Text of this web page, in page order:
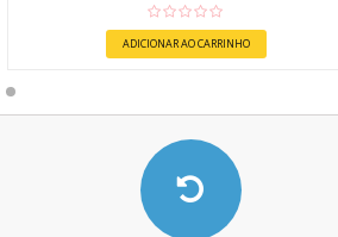
ADICIONAR AO CARRINHO